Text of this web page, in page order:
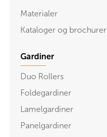
Materialer
Kataloger og brochurer
Gardiner
Duo Rollers
Foldegardiner
Lamelgardiner
Panelgardiner